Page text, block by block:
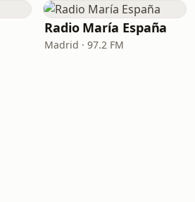
Radio María España
Madrid · 97.2 FM